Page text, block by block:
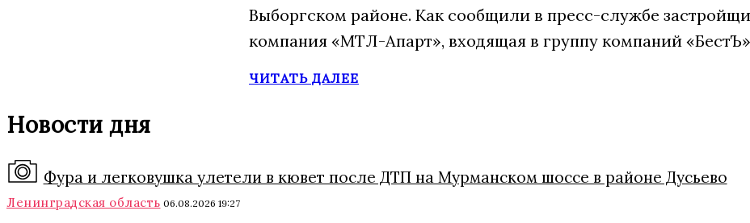
Выборгском районе. Как сообщили в пресс-службе
компания «МТЛ-Апарт», входящая в группу компаний
ЧИТАТЬ ДАЛЕЕ
Новости дня
Фура и легковушка улетели в кювет после ДТП на Мурманском шоссе в районе Дусьево
Ленинградская область 06.08.2026 19:27